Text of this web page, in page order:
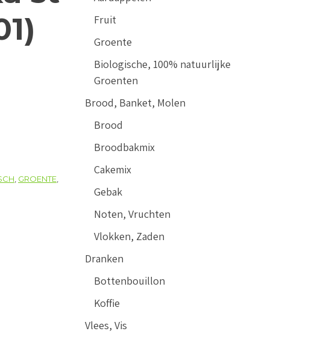
GROENTE
Fruit
Groente
Biologische, 100% natuurlijke
Groenten
Brood, Banket, Molen
Brood
Broodbakmix
Cakemix
Gebak
Noten, Vruchten
Vlokken, Zaden
Dranken
Bottenbouillon
Koffie
Vlees, Vis